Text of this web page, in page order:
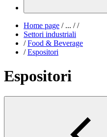
Home page /... / /
Settori industriali
/ Food & Beverage
/ Espositori
Espositori